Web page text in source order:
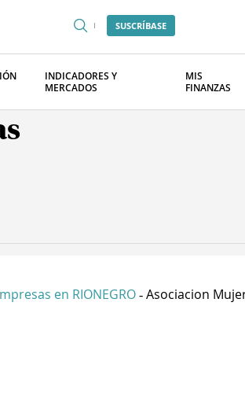
SUSCRÍBASE
INDICADORES Y
MERCADOS
MIS
FINANZAS
en RIONEGRO - Asociacion